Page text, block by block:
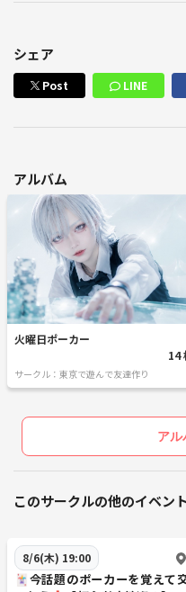
シェア
Post LINE
アルバム
火曜日ポーカー
14
サークル：東京で遊んで友達作り
アル
このサークルの他のイベント
8/6(木) 19:00
🃏今話題のポーカーを覚えて